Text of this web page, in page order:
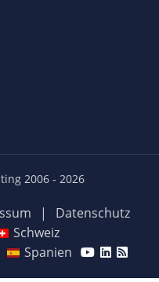
2006 - 2026
|
Datenschutz
Schweiz
Spanien